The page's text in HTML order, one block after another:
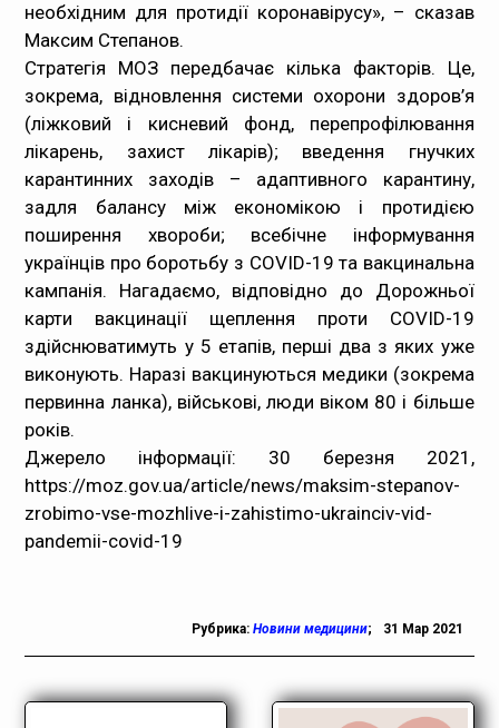
необхідним для протидії коронавірусу», – сказав
Максим Степанов.
Стратегія МОЗ передбачає кілька факторів. Це,
зокрема, відновлення системи охорони здоров’я
(ліжковий і кисневий фонд, перепрофілювання
лікарень, захист лікарів); введення гнучких
карантинних заходів – адаптивного карантину,
задля балансу між економікою і протидією
поширення хвороби; всебічне інформування
українців про боротьбу з COVID-19 та вакцинальна
кампанія. Нагадаємо, відповідно до Дорожньої
карти вакцинації щеплення проти COVID-19
здійснюватимуть у 5 етапів, перші два з яких уже
виконують. Наразі вакцинуються медики (зокрема
первинна ланка), військові, люди віком 80 і більше
років.
Джерело інформації: 30 березня 2021,
https://moz.gov.ua/article/news/maksim-stepanov-
zrobimo-vse-mozhlive-i-zahistimo-ukrainciv-vid-
pandemii-covid-19
Рубрика: Новини медицини; 31 Мар 2021